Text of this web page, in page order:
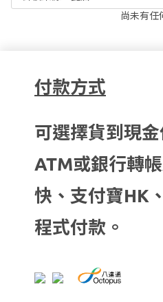
尚未有任
付款方式
可選擇貨到現
ATM或銀行轉
快、支付寶HK
程式付款。